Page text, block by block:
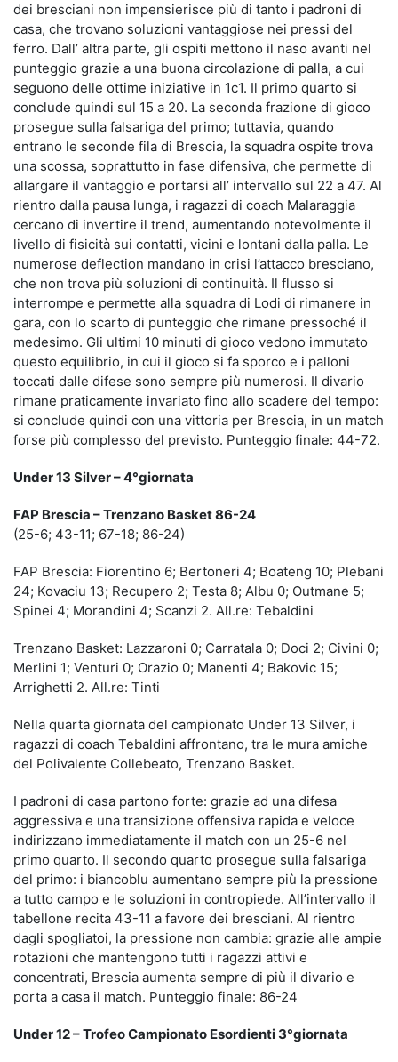
dei bresciani non impensierisce più di tanto i padroni di
casa, che trovano soluzioni vantaggiose nei pressi del
ferro. Dall’ altra parte, gli ospiti mettono il naso avanti nel
punteggio grazie a una buona circolazione di palla, a cui
seguono delle ottime iniziative in 1c1. Il primo quarto si
conclude quindi sul 15 a 20. La seconda frazione di gioco
prosegue sulla falsariga del primo; tuttavia, quando
entrano le seconde fila di Brescia, la squadra ospite trova
una scossa, soprattutto in fase difensiva, che permette di
allargare il vantaggio e portarsi all’ intervallo sul 22 a 47. Al
rientro dalla pausa lunga, i ragazzi di coach Malaraggia
cercano di invertire il trend, aumentando notevolmente il
livello di fisicità sui contatti, vicini e lontani dalla palla. Le
numerose deflection mandano in crisi l’attacco bresciano,
che non trova più soluzioni di continuità. Il flusso si
interrompe e permette alla squadra di Lodi di rimanere in
gara, con lo scarto di punteggio che rimane pressoché il
medesimo. Gli ultimi 10 minuti di gioco vedono immutato
questo equilibrio, in cui il gioco si fa sporco e i palloni
toccati dalle difese sono sempre più numerosi. Il divario
rimane praticamente invariato fino allo scadere del tempo:
si conclude quindi con una vittoria per Brescia, in un match
forse più complesso del previsto. Punteggio finale: 44-72.
Under 13 Silver – 4°giornata
FAP Brescia – Trenzano Basket 86-24
(25-6; 43-11; 67-18; 86-24)
FAP Brescia: Fiorentino 6; Bertoneri 4; Boateng 10; Plebani
24; Kovaciu 13; Recupero 2; Testa 8; Albu 0; Outmane 5;
Spinei 4; Morandini 4; Scanzi 2. All.re: Tebaldini
Trenzano Basket: Lazzaroni 0; Carratala 0; Doci 2; Civini 0;
Merlini 1; Venturi 0; Orazio 0; Manenti 4; Bakovic 15;
Arrighetti 2. All.re: Tinti
Nella quarta giornata del campionato Under 13 Silver, i
ragazzi di coach Tebaldini affrontano, tra le mura amiche
del Polivalente Collebeato, Trenzano Basket.
I padroni di casa partono forte: grazie ad una difesa
aggressiva e una transizione offensiva rapida e veloce
indirizzano immediatamente il match con un 25-6 nel
primo quarto. Il secondo quarto prosegue sulla falsariga
del primo: i biancoblu aumentano sempre più la pressione
a tutto campo e le soluzioni in contropiede. All’intervallo il
tabellone recita 43-11 a favore dei bresciani. Al rientro
dagli spogliatoi, la pressione non cambia: grazie alle ampie
rotazioni che mantengono tutti i ragazzi attivi e
concentrati, Brescia aumenta sempre di più il divario e
porta a casa il match. Punteggio finale: 86-24
Under 12 – Trofeo Campionato Esordienti 3°giornata